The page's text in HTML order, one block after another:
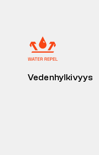
Vedenhylkivyys